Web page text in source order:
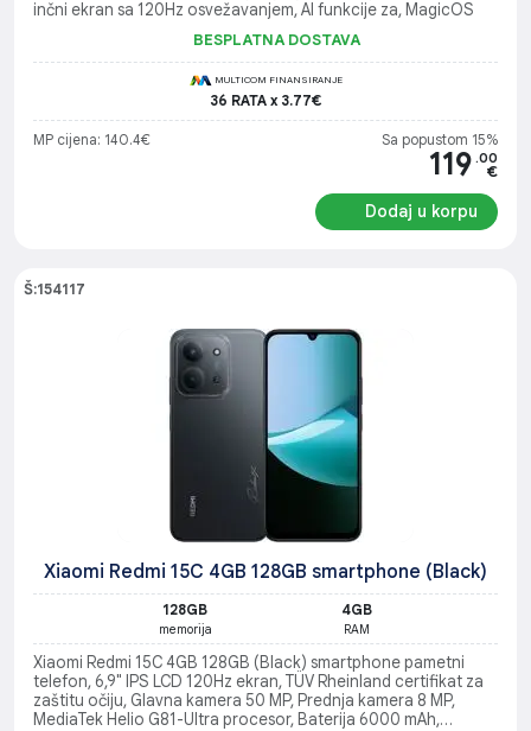
inčni ekran sa 120Hz osvežavanjem, AI funkcije za, MagicOS
BESPLATNA DOSTAVA
MULTICOM FINANSIRANJE
36 RATA x 3.77€
MP cijena: 140.4€ Sa popustom 15%
119 .00
€
Dodaj u korpu
Š:154117
Xiaomi Redmi 15C 4GB 128GB smartphone (Black)
128GB
memorija
4GB
RAM
Xiaomi Redmi 15C 4GB 128GB (Black) smartphone pametni
telefon, 6,9" IPS LCD 120Hz ekran, TÜV Rheinland certifikat za
zaštitu očiju, Glavna kamera 50 MP, Prednja kamera 8 MP,
MediaTek Helio G81-Ultra procesor, Baterija 6000 mAh,